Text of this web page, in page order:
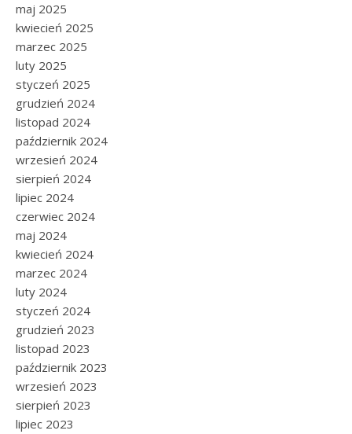
maj 2025
kwiecień 2025
marzec 2025
luty 2025
styczeń 2025
grudzień 2024
listopad 2024
październik 2024
wrzesień 2024
sierpień 2024
lipiec 2024
czerwiec 2024
maj 2024
kwiecień 2024
marzec 2024
luty 2024
styczeń 2024
grudzień 2023
listopad 2023
październik 2023
wrzesień 2023
sierpień 2023
lipiec 2023